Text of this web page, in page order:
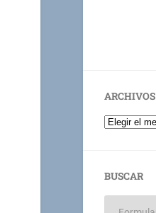
ARCHIVOS
BUSCAR